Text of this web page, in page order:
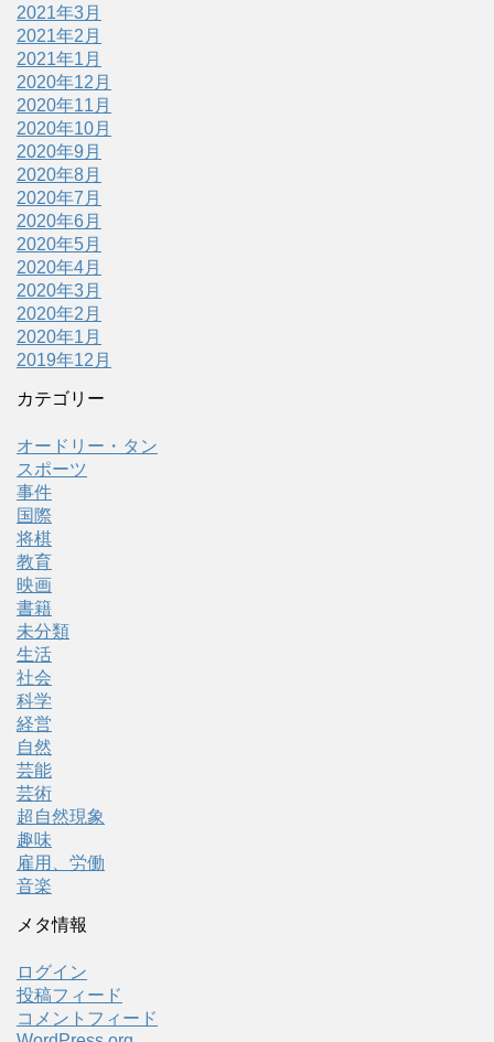
2021年3月
2021年2月
2021年1月
2020年12月
2020年11月
2020年10月
2020年9月
2020年8月
2020年7月
2020年6月
2020年5月
2020年4月
2020年3月
2020年2月
2020年1月
2019年12月
カテゴリー
オードリー・タン
スポーツ
事件
国際
将棋
教育
映画
書籍
未分類
生活
社会
科学
経営
自然
芸能
芸術
超自然現象
趣味
雇用、労働
音楽
メタ情報
ログイン
投稿フィード
コメントフィード